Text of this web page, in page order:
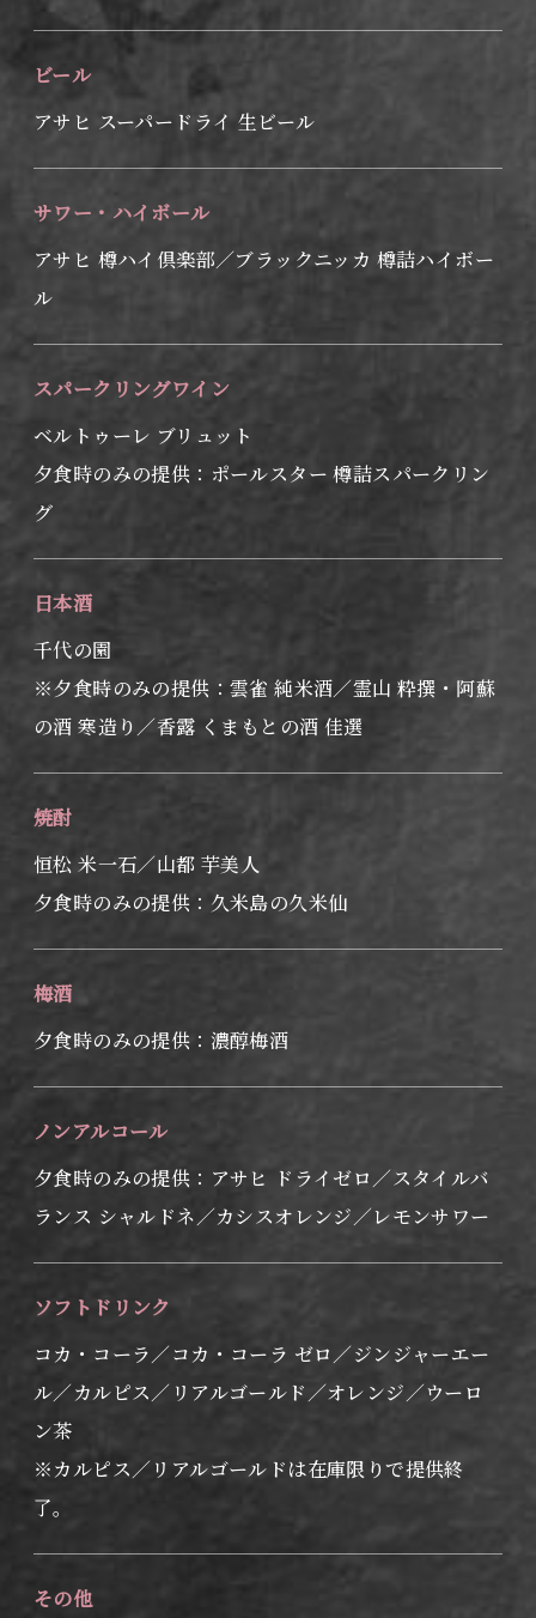
ビール
アサヒ スーパードライ 生ビール
サワー・ハイボール
アサヒ 樽ハイ倶楽部／ブラックニッカ 樽詰ハイボー
ル
スパークリングワイン
ベルトゥーレ ブリュット
夕食時のみの提供：ポールスター 樽詰スパークリン
グ
日本酒
千代の園
※夕食時のみの提供：雲雀 純米酒／霊山 粋撰・阿蘇
の酒 寒造り／香露 くまもとの酒 佳選
焼酎
恒松 米一石／山都 芋美人
夕食時のみの提供：久米島の久米仙
梅酒
夕食時のみの提供：濃醇梅酒
ノンアルコール
夕食時のみの提供：アサヒ ドライゼロ／スタイルバ
ランス シャルドネ／カシスオレンジ／レモンサワー
ソフトドリンク
コカ・コーラ／コカ・コーラ ゼロ／ジンジャーエー
ル／カルピス／リアルゴールド／オレンジ／ウーロ
ン茶
※カルピス／リアルゴールドは在庫限りで提供終
了。
その他